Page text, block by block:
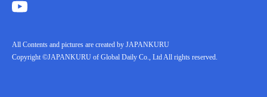
All Contents and pictures are created by JAPANKURU
Copyright ©JAPANKURU of Global Daily Co., Ltd All rights reserved.